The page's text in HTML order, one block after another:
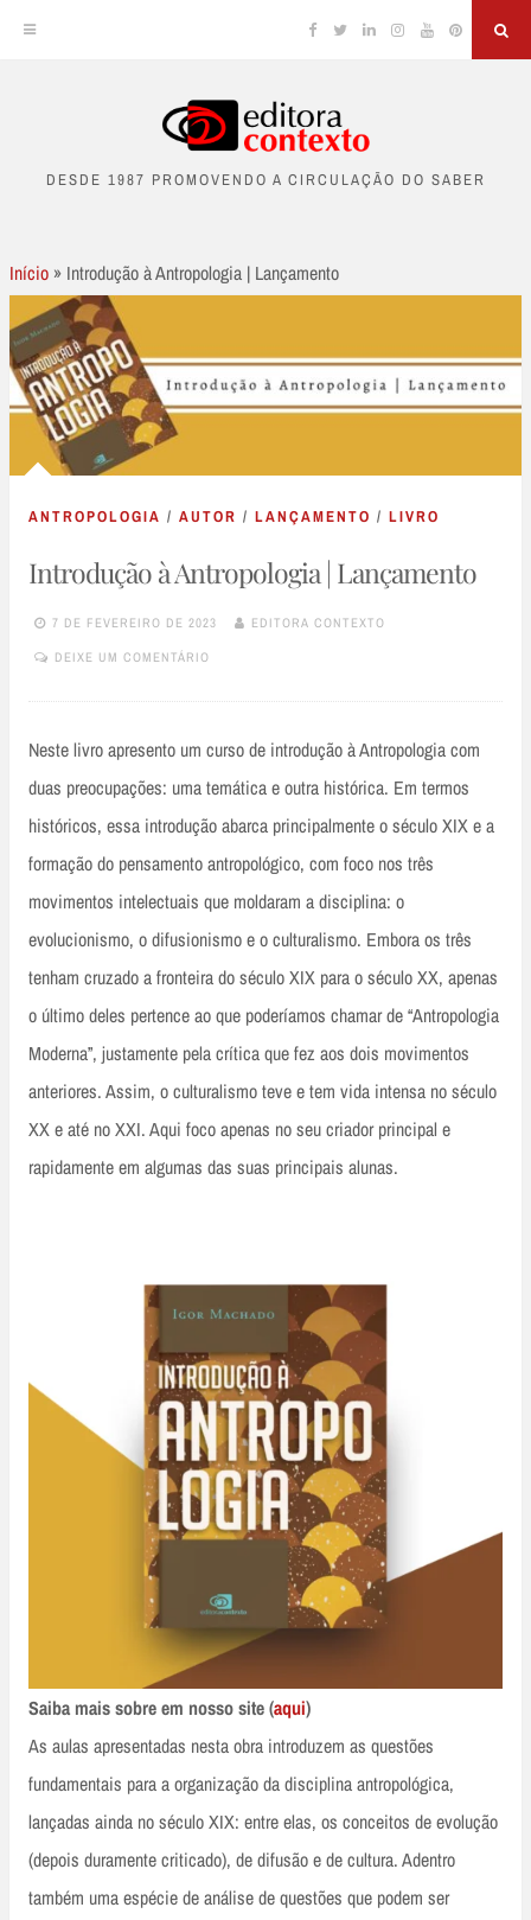
content
Facebook
TwitterLinkedinInstagram
YouTubePinterest
DESDE 1987 PROMOVENDO A CIRCULAÇÃO DO SABER
Início » Introdução à Antropologia | Lançamento
ANTROPOLOGIA / AUTOR / LANÇAMENTO / LIVRO
Introdução à Antropologia | Lançamento
7 DE FEVEREIRO DE 2023 EDITORA CONTEXTO
DEIXE UM COMENTÁRIO
Neste livro apresento um curso de introdução à Antropologia com
duas preocupações: uma temática e outra histórica. Em termos
históricos, essa introdução abarca principalmente o século XIX e a
formação do pensamento antropológico, com foco nos três
movimentos intelectuais que moldaram a disciplina: o
evolucionismo, o difusionismo e o culturalismo. Embora os três
tenham cruzado a fronteira do século XIX para o século XX, apenas
o último deles pertence ao que poderíamos chamar de “Antropologia
Moderna”, justamente pela crítica que fez aos dois movimentos
anteriores. Assim, o culturalismo teve e tem vida intensa no século
XX e até no XXI. Aqui foco apenas no seu criador principal e
rapidamente em algumas das suas principais alunas.
Saiba mais sobre em nosso site (aqui)
As aulas apresentadas nesta obra introduzem as questões
fundamentais para a organização da disciplina antropológica,
lançadas ainda no século XIX: entre elas, os conceitos de evolução
(depois duramente criticado), de difusão e de cultura. Adentro
também uma espécie de análise de questões que podem ser